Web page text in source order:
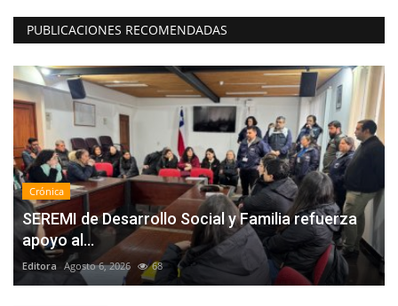
PUBLICACIONES RECOMENDADAS
Crónica
SEREMI de Desarrollo Social y Familia refuerza
apoyo al...
Editora Agosto 6, 2026 68